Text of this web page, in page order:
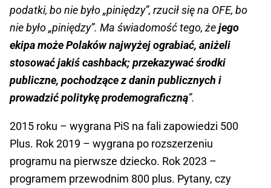
podatki, bo nie było „piniędzy”, rzucił się na OFE, bo
nie było „piniędzy”. Ma świadomość tego, żejego
ekipa może Polaków najwyżej ograbiać, aniżeli
stosować jakiś cashback; przekazywać środki
publiczne, pochodzące z danin publicznych i
prowadzić politykę prodemograficzną”.
2015 roku – wygrana PiS na fali zapowiedzi 500
Plus. Rok 2019 – wygrana po rozszerzeniu
programu na pierwsze dziecko. Rok 2023 –
programem przewodnim 800 plus. Pytany, czy